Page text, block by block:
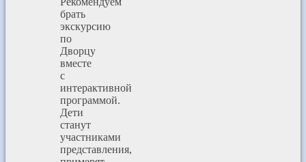
брать
экскурсию
по
Дворцу
вместе
с
интерактивной
программой.
Дети
станут
участниками
представления,